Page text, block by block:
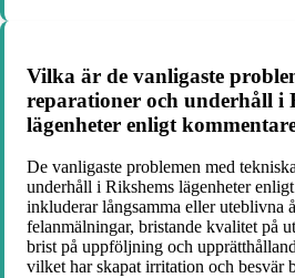
Vilka är de vanligaste
reparationer och underhåll i
lägenheter enligt
De vanligaste problemen med
underhåll i Rikshems lägenheter
inkluderar långsamma eller uteblivna
felanmälningar, bristande kvalitet på
brist på uppföljning och
vilket har skapat irritation och besvär